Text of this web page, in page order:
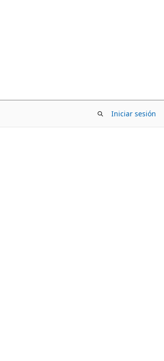
Iniciar sesión